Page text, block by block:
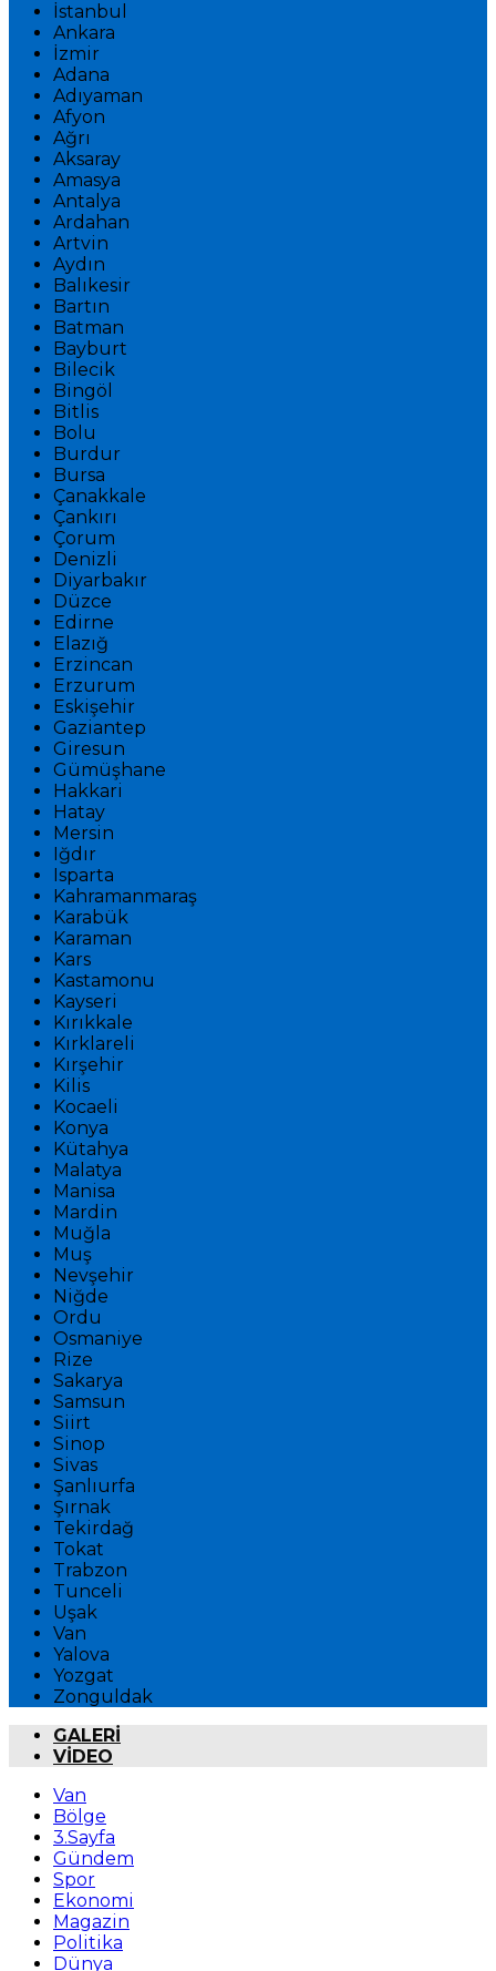
İstanbul
Ankara
İzmir
Adana
Adıyaman
Afyon
Ağrı
Aksaray
Amasya
Antalya
Ardahan
Artvin
Aydın
Balıkesir
Bartın
Batman
Bayburt
Bilecik
Bingöl
Bitlis
Bolu
Burdur
Bursa
Çanakkale
Çankırı
Çorum
Denizli
Diyarbakır
Düzce
Edirne
Elazığ
Erzincan
Erzurum
Eskişehir
Gaziantep
Giresun
Gümüşhane
Hakkari
Hatay
Mersin
Iğdır
Isparta
Kahramanmaraş
Karabük
Karaman
Kars
Kastamonu
Kayseri
Kırıkkale
Kırklareli
Kırşehir
Kilis
Kocaeli
Konya
Kütahya
Malatya
Manisa
Mardin
Muğla
Muş
Nevşehir
Niğde
Ordu
Osmaniye
Rize
Sakarya
Samsun
Siirt
Sinop
Sivas
Şanlıurfa
Şırnak
Tekirdağ
Tokat
Trabzon
Tunceli
Uşak
Van
Yalova
Yozgat
Zonguldak
GALERİ
VİDEO
Van
Bölge
3.Sayfa
Gündem
Spor
Ekonomi
Magazin
Politika
Dünya